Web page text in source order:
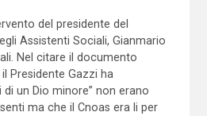
del presidente del
Assistenti Sociali, Gianmario
Nel citare il documento
Presidente Gazzi ha
un Dio minore” non erano
ma che il Cnoas era li per